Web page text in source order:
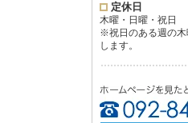
定休日
木曜・日曜・祝日
※祝日のある週の木
します。